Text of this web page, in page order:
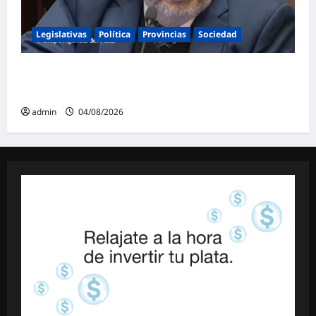
Legislativas Política Provincias Sociedad
admin 04/08/2026